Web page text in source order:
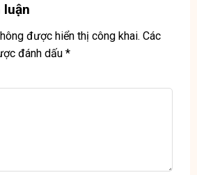
được hiển thị công khai. Các
đánh dấu *